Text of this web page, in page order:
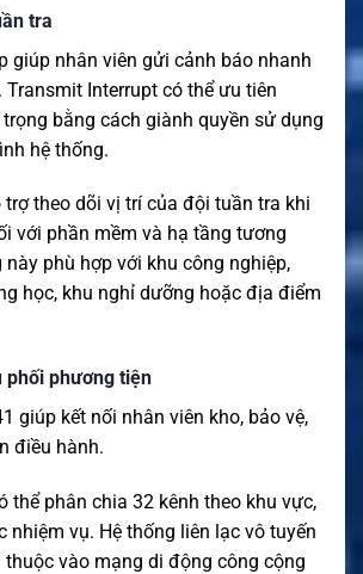
tra
giúp nhân viên gửi cảnh báo nhanh
Transmit Interrupt có thể ưu tiên
bằng cách giành quyền sử dụng
hệ thống.
trợ theo dõi vị trí của đội tuần tra khi
với phần mềm và hạ tầng tương
phù hợp với khu công nghiệp,
học, khu nghỉ dưỡng hoặc địa điểm
phối phương tiện
giúp kết nối nhân viên kho, bảo vệ,
điều hành.
thể phân chia 32 kênh theo khu vực,
nhiệm vụ. Hệ thống liên lạc vô tuyến
thuộc vào mạng di động công cộng